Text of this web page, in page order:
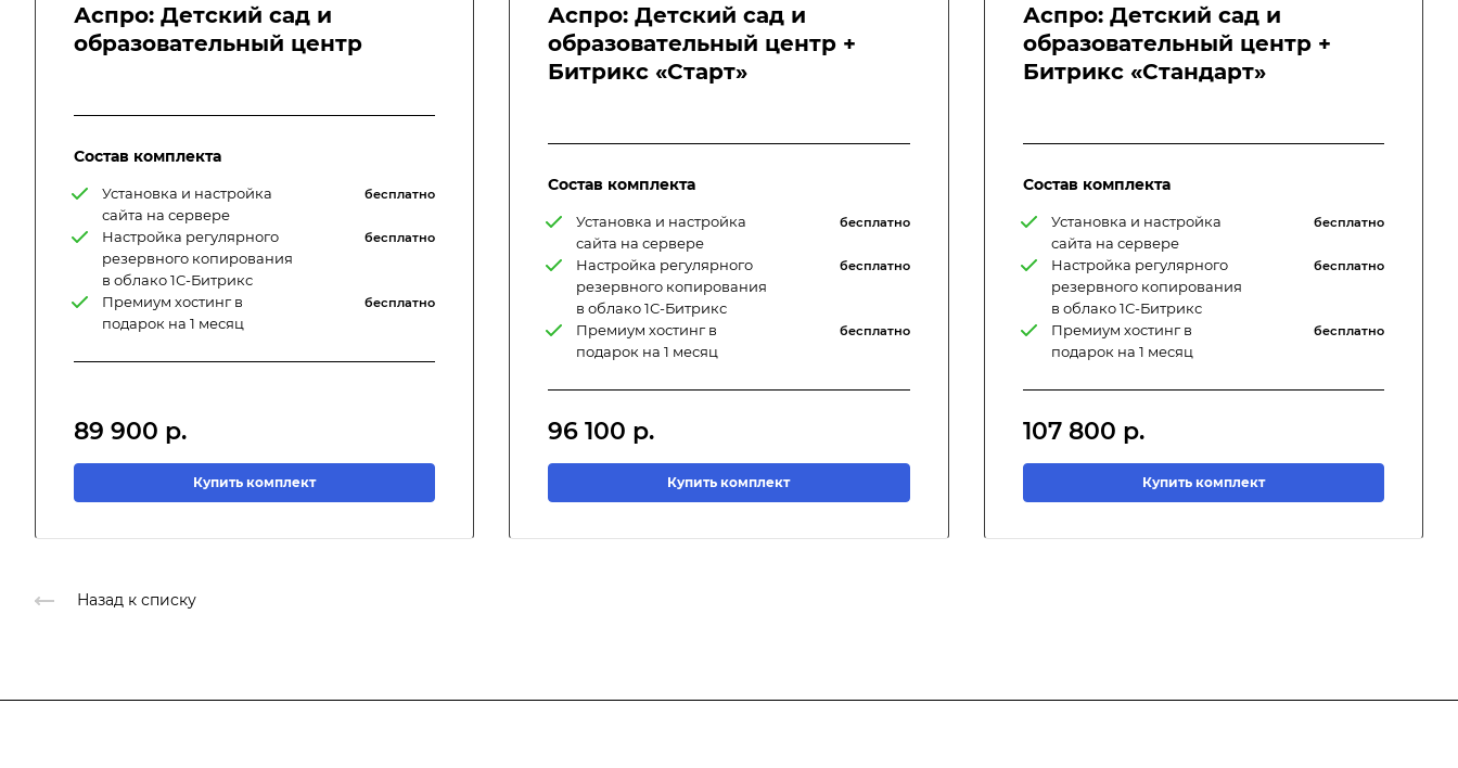
Аспро: Детский сад и
образовательный центр
Состав комплекта
Установка и настройка
сайта на сервере
бесплатно
Настройка регулярного
резервного копирования
в облако 1С-Битрикс
бесплатно
Премиум хостинг в
подарок на 1 месяц
бесплатно
89 900 р.
Купить комплект
Аспро: Детский сад и
образовательный центр +
Битрикс «Старт»
Состав комплекта
Установка и настройка
сайта на сервере
бесплатно
Настройка регулярного
резервного копирования
в облако 1С-Битрикс
бесплатно
Премиум хостинг в
подарок на 1 месяц
бесплатно
96 100 р.
Купить комплект
Аспро: Детский сад и
образовательный центр +
Битрикс «Стандарт»
Состав комплекта
Установка и настройка
сайта на сервере
бесплатно
Настройка регулярного
резервного копирования
в облако 1С-Битрикс
бесплатно
Премиум хостинг в
подарок на 1 месяц
бесплатно
107 800 р.
Купить комплект
Назад к списку